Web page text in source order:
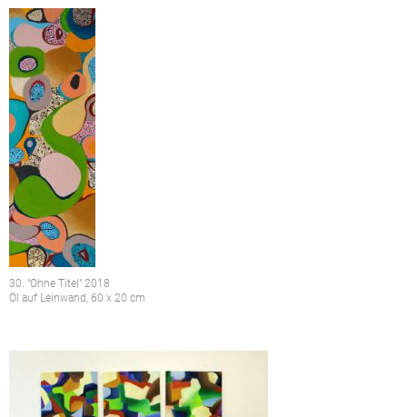
30. "Ohne Titel" 2018
Öl auf Leinwand, 60 x 20 cm